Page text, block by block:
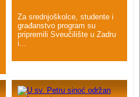
Za srednjoškolce, studente i
građanstvo program su
pripremili Sveučilište u Zadru
i...